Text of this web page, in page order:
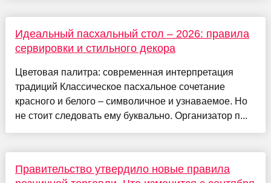
Идеальный пасхальный стол – 2026: правила
сервировки и стильного декора
Цветовая палитра: современная интерпретация
традиций Классическое пасхальное сочетание
красного и белого – символичное и узнаваемое. Но
не стоит следовать ему буквально. Организатор п...
Правительство утвердило новые правила